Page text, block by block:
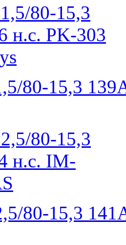
80-15,3
80-15,3